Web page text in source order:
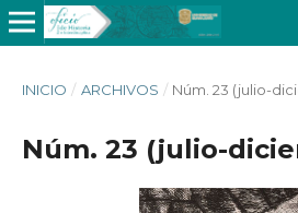
INICIO / ARCHIVOS / Núm. 23 (julio-
Núm. 23 (julio-